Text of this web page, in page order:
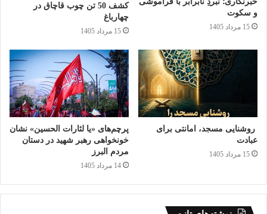
و سکوت
15 مرداد 1405
کشف 50 تن چوب قاچاق در
چهارباغ
15 مرداد 1405
روشنایی مسجد، امانتی برای
عبادت
15 مرداد 1405
پرچم‌های «یا لثارات الحسین» نشان
خونخواهی رهبر شهید در دستان
مردم البرز
14 مرداد 1405